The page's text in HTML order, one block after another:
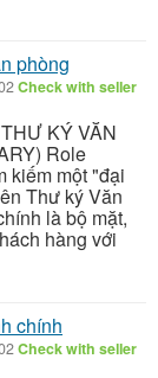
phòng
Check with seller
KÝ VĂN
Role
kiếm một "đại
Thư ký Văn
là bộ mặt,
hàng với
chính
Check with seller